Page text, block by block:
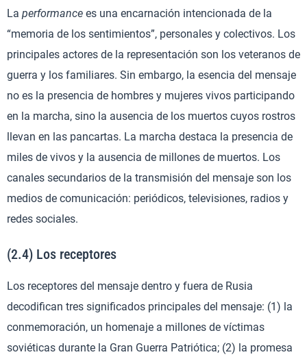
La performance es una encarnación intencionada de la
“memoria de los sentimientos”, personales y colectivos. Los
principales actores de la representación son los veteranos de
guerra y los familiares. Sin embargo, la esencia del mensaje
no es la presencia de hombres y mujeres vivos participando
en la marcha, sino la ausencia de los muertos cuyos rostros
llevan en las pancartas. La marcha destaca la presencia de
miles de vivos y la ausencia de millones de muertos. Los
canales secundarios de la transmisión del mensaje son los
medios de comunicación: periódicos, televisiones, radios y
redes sociales.
(2.4) Los receptores
Los receptores del mensaje dentro y fuera de Rusia
decodifican tres significados principales del mensaje: (1) la
conmemoración, un homenaje a millones de víctimas
soviéticas durante la Gran Guerra Patriótica; (2) la promesa